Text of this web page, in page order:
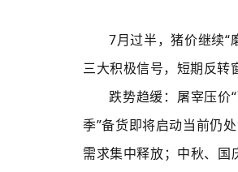
7月过半，猪价继续“
三大积极信号，短期反转
跌势趋缓：屠宰压价
季”备货即将启动当前仍
需求集中释放；中秋、国